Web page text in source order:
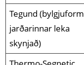
Tegund (bylgjuform
jarðarinnar leka
skynjað)